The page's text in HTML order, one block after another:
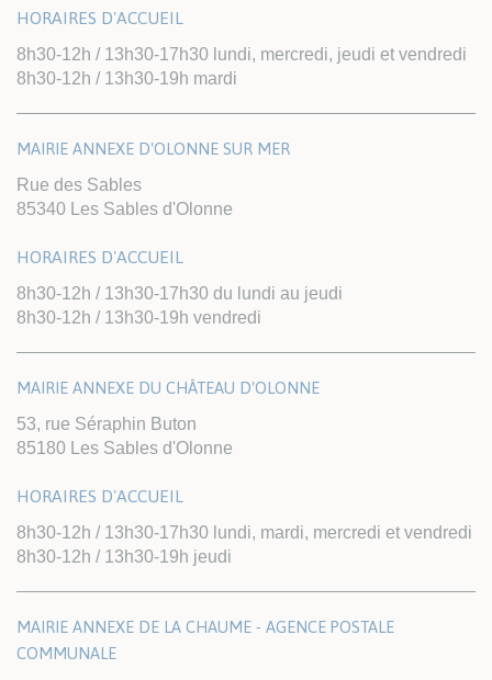
HORAIRES D'ACCUEIL
8h30-12h / 13h30-17h30 lundi, mercredi, jeudi et vendredi
8h30-12h / 13h30-19h mardi
MAIRIE ANNEXE D'OLONNE SUR MER
Rue des Sables
85340 Les Sables d'Olonne
HORAIRES D'ACCUEIL
8h30-12h / 13h30-17h30 du lundi au jeudi
8h30-12h / 13h30-19h vendredi
MAIRIE ANNEXE DU CHÂTEAU D'OLONNE
53, rue Séraphin Buton
85180 Les Sables d'Olonne
HORAIRES D'ACCUEIL
8h30-12h / 13h30-17h30 lundi, mardi, mercredi et vendredi
8h30-12h / 13h30-19h jeudi
MAIRIE ANNEXE DE LA CHAUME - AGENCE POSTALE
COMMUNALE